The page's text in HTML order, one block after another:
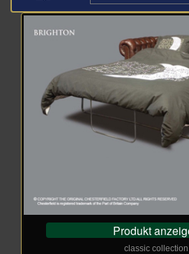
Produkt
classic collection